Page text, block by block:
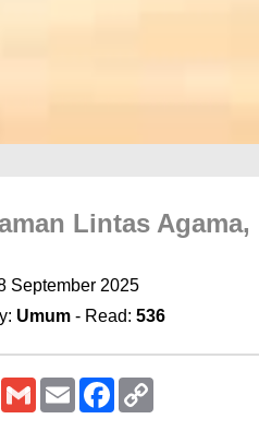
Lintas
September 2025
Umum - Read: 536
WhatsApp
Gmail Email Facebook